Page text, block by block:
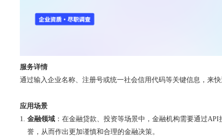
服务详情
通过输入企业名称、注册号或统一社会信用代码等关键信息，来
应用场景
金融领域 ：在金融贷款、投资等场景中，金融机构需要通过
誉，从而作出更加谨慎和合理的金融决策。